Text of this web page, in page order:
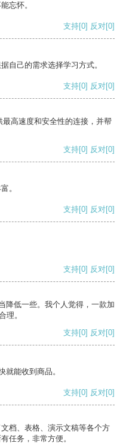
忘怀。
支持[0] 反对[0]
自己的需求选择学习方式。
支持[0] 反对[0]
高速度和安全性的连接，并帮
支持[0] 反对[0]
。
支持[0] 反对[0]
支持[0] 反对[0]
降低一些。我个人觉得，一款加
理。
支持[0] 反对[0]
就能收到商品。
支持[0] 反对[0]
档、表格、演示文稿等各个方
任务，非常方便。